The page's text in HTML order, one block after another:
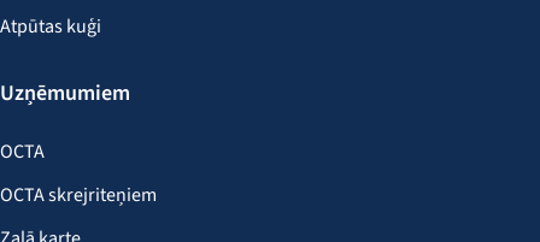
Atpūtas kuģi
Uzņēmumiem
OCTA
OCTA skrejriteņiem